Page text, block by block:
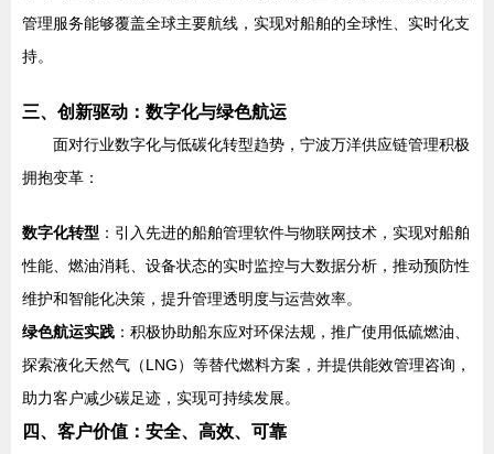
管理服务能够覆盖全球主要航线，实现对船舶的全球性、实时化支
持。
三、创新驱动：数字化与绿色航运
面对行业数字化与低碳化转型趋势，宁波万洋供应链管理积极
拥抱变革：
数字化转型 ：引入先进的船舶管理软件与物联网技术，实现对船舶
性能、燃油消耗、设备状态的实时监控与大数据分析，推动预防性
维护和智能化决策，提升管理透明度与运营效率。
绿色航运实践 ：积极协助船东应对环保法规，推广使用低硫燃油、
探索液化天然气（LNG）等替代燃料方案，并提供能效管理咨询，
助力客户减少碳足迹，实现可持续发展。
四、客户价值：安全、高效、可靠